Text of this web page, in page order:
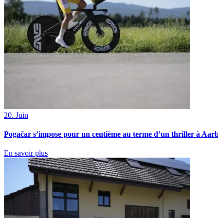
20. Juin
Pogačar s’impose pour un centième au terme d’un thriller à
En savoir plus